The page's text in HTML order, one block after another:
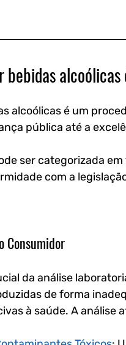
bebidas
alcoólicas é um
pública até a
ser categorizada
com a
Consumidor
da análise
de forma
à saúde. A análise